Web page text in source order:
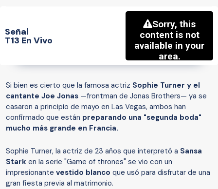
Señal
T13 En Vivo
Si bien es cierto que la famosa actriz Sophie Turner y el
cantante Joe Jonas —frontman de Jonas Brothers— ya se
casaron a principio de mayo en Las Vegas, ambos han
confirmado que están preparando una "segunda boda"
mucho más grande en Francia.
Sophie Turner, la actriz de 23 años que interpretó a Sansa
Stark en la serie "Game of thrones" se vio con un
impresionante vestido blanco que usó para disfrutar de una
gran fiesta previa al matrimonio.